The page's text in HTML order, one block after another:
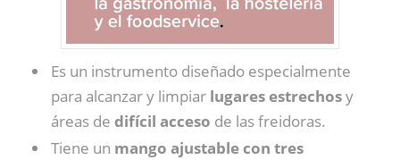
Es un instrumento diseñado especialmente
para alcanzar y limpiar lugares estrechosy
áreas de difícil acceso de las freidoras.
Tiene un mango ajustable con tres